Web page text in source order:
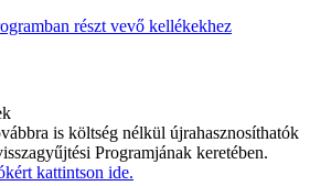
részt vevő kellékekhez
is költség nélkül újrahasznosíthatók
Programjának keretében.
kattintson ide.